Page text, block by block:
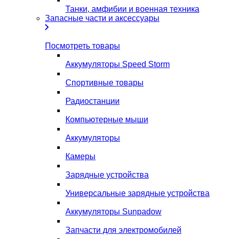
Танки, амфибии и военная техника
Запасные части и аксессуары
Посмотреть товары
Аккумуляторы Speed Storm
Спортивные товары
Радиостанции
Компьютерные мыши
Аккумуляторы
Камеры
Зарядные устройства
Универсальные зарядные устройства
Аккумуляторы Sunpadow
Запчасти для электромобилей